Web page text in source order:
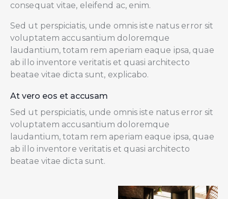
consequat vitae, eleifend ac, enim.
Sed ut perspiciatis, unde omnis iste natus error sit
voluptatem accusantium doloremque
laudantium, totam rem aperiam eaque ipsa, quae
ab illo inventore veritatis et quasi architecto
beatae vitae dicta sunt, explicabo.
At vero eos et accusam
Sed ut perspiciatis, unde omnis iste natus error sit
voluptatem accusantium doloremque
laudantium, totam rem aperiam eaque ipsa, quae
ab illo inventore veritatis et quasi architecto
beatae vitae dicta sunt.